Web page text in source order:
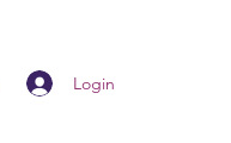
Login